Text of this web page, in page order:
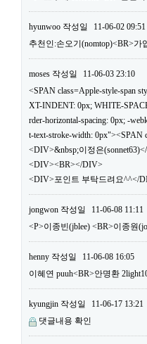
hyunwoo 작성일
11-06-02 09:51
추천인:손오기(nomtop)<BR>
moses 작성일
11-06-03 23:10
<SPAN class=Apple-style-span
XT-INDENT: 0px; WHITE-
rder-horizontal-spacing: 0px; -
t-text-stroke-width: 0px"><SPAN
<DIV>&nbsp;이정은
<DIV><BR></DIV>
<DIV>포인트 부탁드려요^^</
jongwon 작성일
11-06-08 11:11
<P>이종빈(jblee) <BR>이종원
henny 작성일
11-06-08 16:05
이혜연 puuh<BR>안명환
kyungjin 작성일
11-06-17 13:21
댓글내용 확인